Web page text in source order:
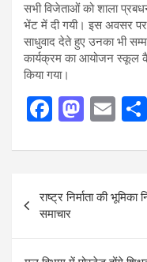
सभी विजेताओं को शाला
भेंट में दी गयी। इस अवसर
साधुवाद देते हुए उनका भी
कार्यक्रम का आयोजन स्कूल
किया गया।
F
ce
o
o
M
st
o
d
o
E
ail
navigation
राष्ट्र निर्माता की
समाचार